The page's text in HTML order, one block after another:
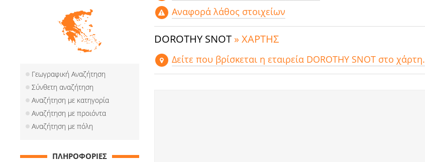
Αναφορά λάθος στοιχείων
DOROTHY SNOT » ΧΑΡΤΗΣ
Δείτε που βρίσκεται η εταιρεία DOROTHY SNOT στο χάρτη.
Γεωγραφική Αναζήτηση
Σύνθετη αναζήτηση
Αναζήτηση με κατηγορία
Αναζήτηση με προιόντα
Αναζήτηση με πόλη
ΠΛΗΡΟΦΟΡΙΕΣ